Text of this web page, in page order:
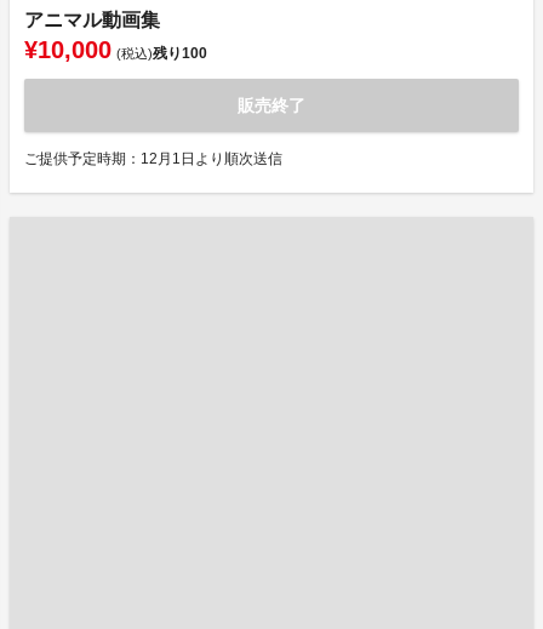
アニマル動画集
¥10,000 (税込)残り100
販売終了
ご提供予定時期：12月1日より順次送信